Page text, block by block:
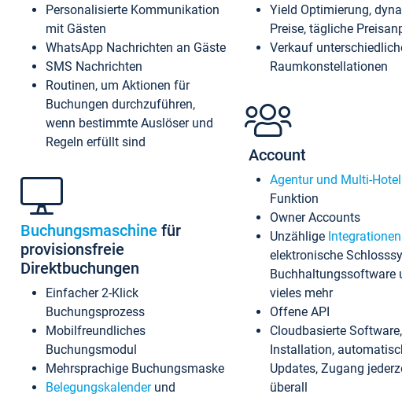
Personalisierte Kommunikation
mit Gästen
WhatsApp Nachrichten an Gäste
SMS Nachrichten
Routinen, um Aktionen für
Buchungen durchzuführen,
wenn bestimmte Auslöser und
Regeln erfüllt sind
Buchungsmaschine für
provisionsfreie
Direktbuchungen
Einfacher 2-Klick
Buchungsprozess
Mobilfreundliches
Buchungsmodul
Mehrsprachige Buchungsmaske
Belegungskalenderund
Yield Optimierung,
Preise, tägliche
Verkauf
Raumkonstellationen
Account
Agentur und Multi-Hotel
Funktion
Owner Accounts
Unzählige Integrationen
elektronische
Buchhaltungssoftware
vieles mehr
Offene API
Cloudbasierte
Installation,
Updates, Zugang
überall